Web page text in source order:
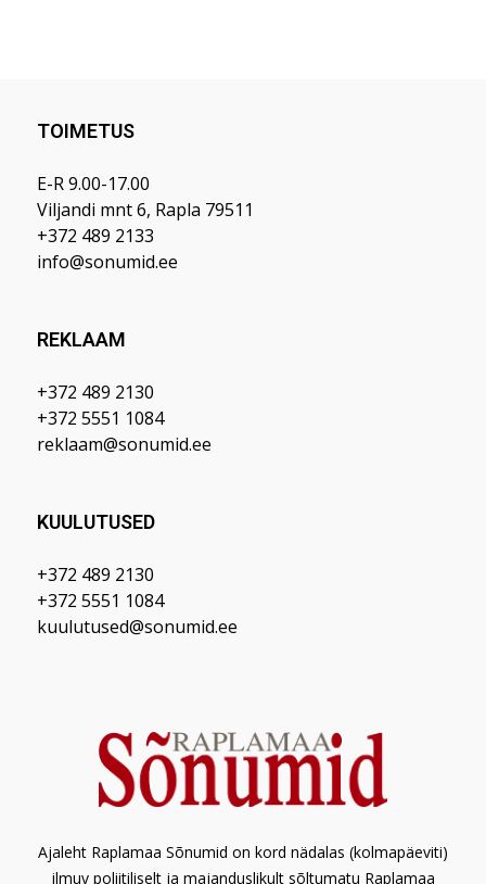
TOIMETUS
E-R 9.00-17.00
Viljandi mnt 6, Rapla 79511
+372 489 2133
info@sonumid.ee
REKLAAM
+372 489 2130
+372 5551 1084
reklaam@sonumid.ee
KUULUTUSED
+372 489 2130
+372 5551 1084
kuulutused@sonumid.ee
Ajaleht Raplamaa Sõnumid on kord nädalas (kolmapäeviti)
ilmuv poliitiliselt ja majanduslikult sõltumatu Raplamaa